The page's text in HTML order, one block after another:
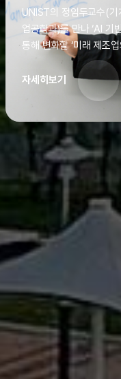
UNIST의 정임두교수(
업공학과)를 만나 ‘AI 기
통해 변화할 ‘미래 제조
자세히보기